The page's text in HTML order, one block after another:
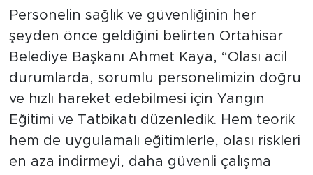
Personelin sağlık ve güvenliğinin her
şeyden önce geldiğini belirten Ortahisar
Belediye Başkanı Ahmet Kaya, “Olası acil
durumlarda, sorumlu personelimizin doğru
ve hızlı hareket edebilmesi için Yangın
Eğitimi ve Tatbikatı düzenledik. Hem teorik
hem de uygulamalı eğitimlerle, olası riskleri
en aza indirmeyi, daha güvenli çalışma